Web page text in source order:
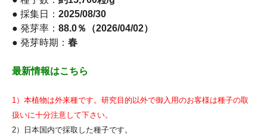
● 採集日： 2025/08/30
● 発芽率： 88.0％（2026/04/02）
● 発芽時期： 春
最新情報はこちら
1）本植物は外来種です。研究目的以外で御入用のお客様は種子の取
扱いに十分注意して下さい。
2）日本国内で採取した種子です。